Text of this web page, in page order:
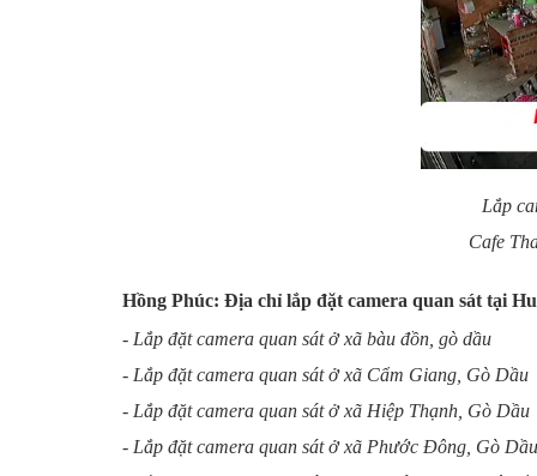
Lắp
Cafe
Hồng Phúc: Địa chỉ lắp đặt camera quan sát tại
- Lắp đặt camera quan sát ở xã bàu đồn, gò dầu
- Lắp đặt camera quan sát ở xã Cẩm Giang, Gò Dầu
- Lắp đặt camera quan sát ở xã Hiệp Thạnh, Gò Dầu
- Lắp đặt camera quan sát ở xã Phước Đông, Gò Dầu